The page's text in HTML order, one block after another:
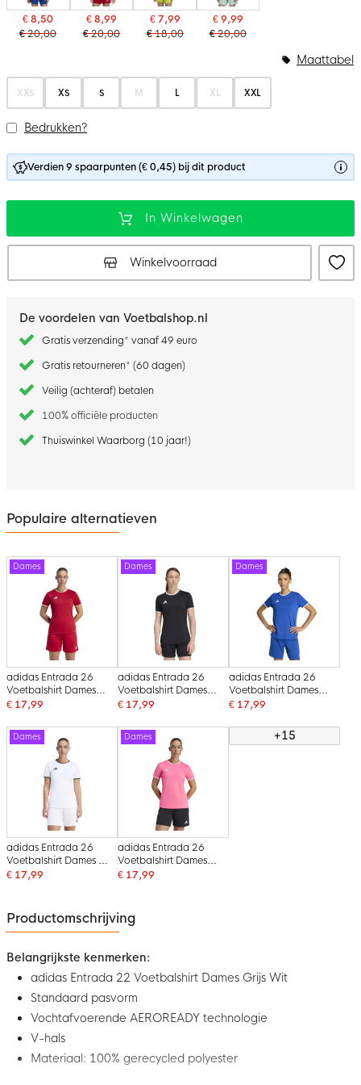
€ 8,50
€ 20,00
€ 8,99
€ 20,00
€ 7,99
€ 18,00
€ 9,99
€ 20,00
XXS XS S M L XL XXL
Maattabel
Bedrukken?
Verdien 9 spaarpunten (€ 0,45) bij dit product
In Winkelwagen
Winkelvoorraad
De voordelen van Voetbalshop.nl
Gratis verzending* vanaf 49 euro
Gratis retourneren* (60 dagen)
Veilig (achteraf) betalen
100% officiële producten
Thuiswinkel Waarborg (10 jaar!)
Populaire alternatieven
Dames
adidas Entrada 26
Voetbalshirt Dames
Rood Wit
€ 17,99
Dames
adidas Entrada 26
Voetbalshirt Dames
Zwart Wit
€ 17,99
Dames
adidas Entrada 26
Voetbalshirt Dames
Blauw Wit
€ 17,99
Dames
adidas Entrada 26
Voetbalshirt Dames Wit
Zwart
€ 17,99
Dames
adidas Entrada 26
Voetbalshirt Dames
Lichtroze Wit
€ 17,99
+15
Productomschrijving
Belangrijkste kenmerken:
adidas Entrada 22 Voetbalshirt Dames Grijs Wit
Standaard pasvorm
Vochtafvoerende AEROREADY technologie
V-hals
Materiaal: 100% gerecycled polyester